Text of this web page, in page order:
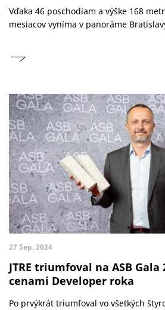
Vďaka 46 poschodiam a výške 168
mesiacov vyníma v panoráme
27 Sep, 2024
JTRE triumfoval na ASB
cenami Developer roka
Po prvýkrát triumfoval vo všetkých